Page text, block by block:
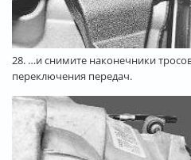
28. …и снимите наконечники
переключения передач.